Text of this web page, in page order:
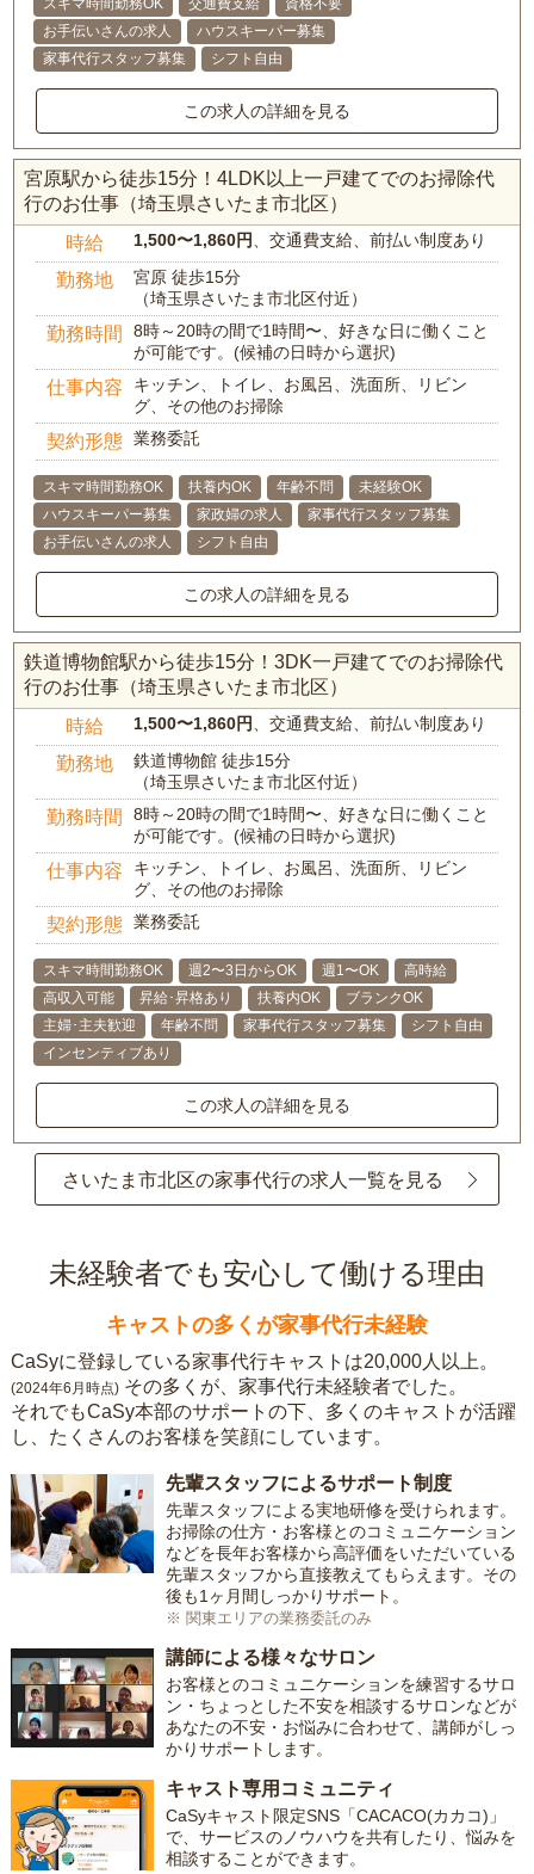
スキマ時間勤務OK 交通費支給
資格不要
お手伝いさんの求人
ハウスキーパー募集
家事代行スタッフ募集
シフト自由
この求人の詳細を見る
宮原駅から徒歩15分！4LDK以上一戸建てでのお掃除代
行のお仕事（埼玉県さいたま市北区）
時給 1,500〜1,860円 、交通費支給、前払い制度あり
勤務地
宮原 徒歩15分
（埼玉県さいたま市北区付近）
勤務時間
8時～20時の間で1時間〜、好きな日に働くこと
が可能です。(候補の日時から選択)
仕事内容
キッチン、トイレ、お風呂、洗面所、リビン
グ、その他のお掃除
契約形態 業務委託
スキマ時間勤務OK 扶養内OK 年齢不問
未経験OK
ハウスキーパー募集
家政婦の求人
家事代行スタッフ募集
お手伝いさんの求人
シフト自由
この求人の詳細を見る
鉄道博物館駅から徒歩15分！3DK一戸建てでのお掃除代
行のお仕事（埼玉県さいたま市北区）
時給 1,500〜1,860円 、交通費支給、前払い制度あり
勤務地
鉄道博物館 徒歩15分
（埼玉県さいたま市北区付近）
勤務時間
8時～20時の間で1時間〜、好きな日に働くこと
が可能です。(候補の日時から選択)
仕事内容
キッチン、トイレ、お風呂、洗面所、リビン
グ、その他のお掃除
契約形態 業務委託
スキマ時間勤務OK 週2〜3日からOK 週1〜OK
高時給
高収入可能
昇給･昇格あり 扶養内OK
ブランクOK
主婦･主夫歓迎
年齢不問 家事代行スタッフ募集
シフト自由
インセンティブあり
この求人の詳細を見る
さいたま市北区の家事代行の求人一覧を見る
未経験者でも安心して働ける理由
キャストの多くが家事代行未経験
CaSyに登録している家事代行キャストは20,000人以上。
(2024年6月時点) その多くが、家事代行未経験者でした。
それでもCaSy本部のサポートの下、多くのキャストが活躍
し、たくさんのお客様を笑顔にしています。
先輩スタッフによるサポート制度
先輩スタッフによる実地研修を受けられます。
お掃除の仕方・お客様とのコミュニケーション
などを長年お客様から高評価をいただいている
先輩スタッフから直接教えてもらえます。その
後も1ヶ月間しっかりサポート。
※ 関東エリアの業務委託のみ
講師による様々なサロン
お客様とのコミュニケーションを練習するサロ
ン・ちょっとした不安を相談するサロンなどが
あなたの不安・お悩みに合わせて、講師がしっ
かりサポートします。
キャスト専用コミュニティ
CaSyキャスト限定SNS「CACACO(カカコ)」
で、サービスのノウハウを共有したり、悩みを
相談することができます。